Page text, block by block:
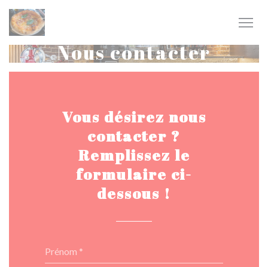
Personnalisation de vos choix en matière de cookies
Nous contacter
Vous désirez nous
contacter ?
Remplissez le
formulaire ci-
dessous !